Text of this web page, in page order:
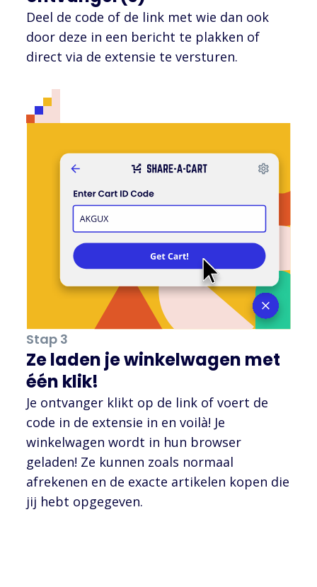
Deel de code of de link met wie dan ook
door deze in een bericht te plakken of
direct via de extensie te versturen.
Stap 3
Ze laden je winkelwagen met
één klik!
Je ontvanger klikt op de link of voert de
code in de extensie in en voilà! Je
winkelwagen wordt in hun browser
geladen! Ze kunnen zoals normaal
afrekenen en de exacte artikelen kopen die
jij hebt opgegeven.